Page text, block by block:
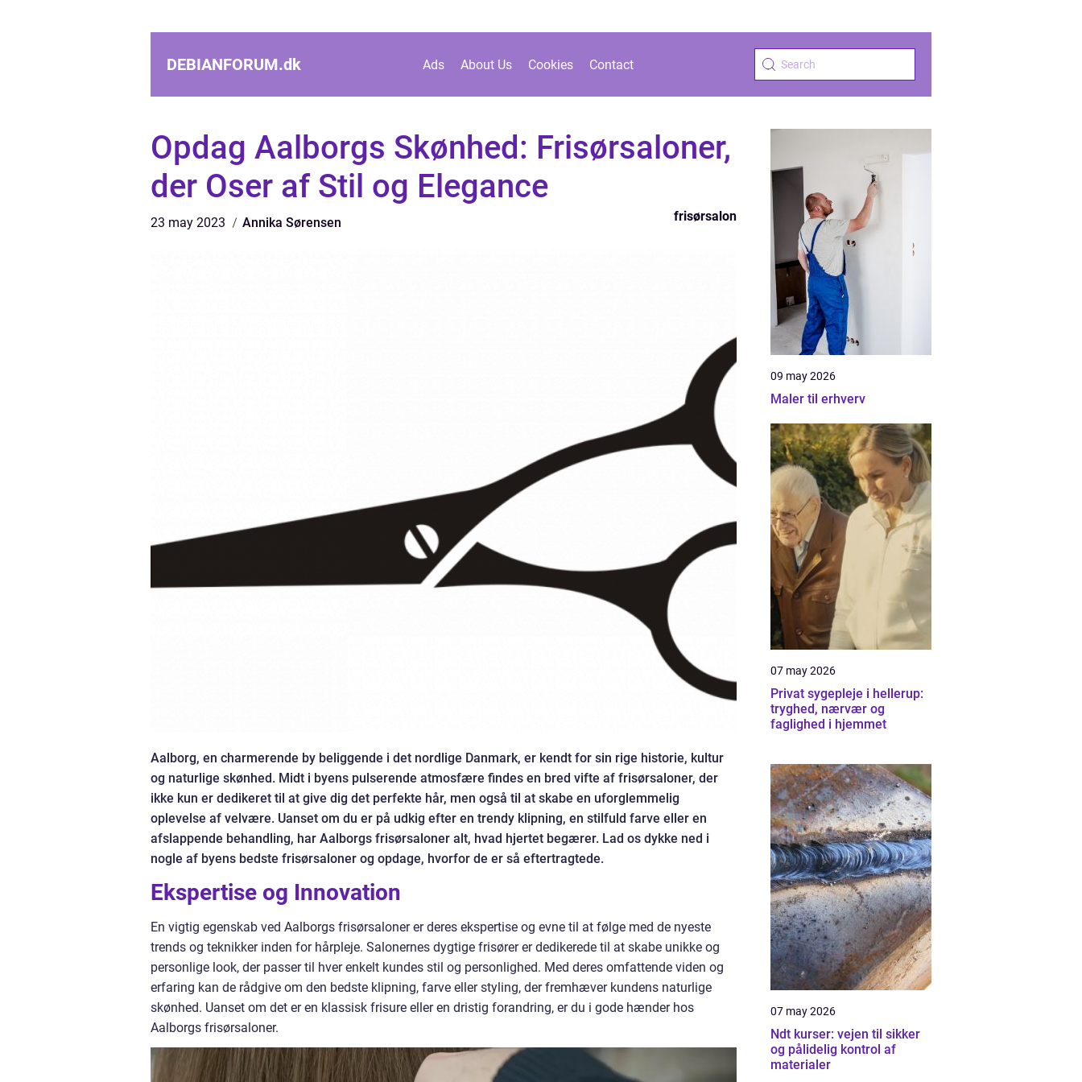
DEBIANFORUM.dk Ads About Us Cookies Contact
Opdag Aalborgs Skønhed: Frisørsaloner,
der Oser af Stil og Elegance
23 may 2023 Annika Sørensen frisørsalon
Aalborg, en charmerende by beliggende i det nordlige Danmark, er kendt for sin rige historie, kultur
og naturlige skønhed. Midt i byens pulserende atmosfære findes en bred vifte af frisørsaloner, der
ikke kun er dedikeret til at give dig det perfekte hår, men også til at skabe en uforglemmelig
oplevelse af velvære. Uanset om du er på udkig efter en trendy klipning, en stilfuld farve eller en
afslappende behandling, har Aalborgs frisørsaloner alt, hvad hjertet begærer. Lad os dykke ned i
nogle af byens bedste frisørsaloner og opdage, hvorfor de er så eftertragtede.
Ekspertise og Innovation
En vigtig egenskab ved Aalborgs frisørsaloner er deres ekspertise og evne til at følge med de nyeste
trends og teknikker inden for hårpleje. Salonernes dygtige frisører er dedikerede til at skabe unikke og
personlige look, der passer til hver enkelt kundes stil og personlighed. Med deres omfattende viden og
erfaring kan de rådgive om den bedste klipning, farve eller styling, der fremhæver kundens naturlige
skønhed. Uanset om det er en klassisk frisure eller en dristig forandring, er du i gode hænder hos
Aalborgs frisørsaloner.
09 may 2026
Maler til erhverv
07 may 2026
Privat sygepleje i hellerup:
tryghed, nærvær og
faglighed i hjemmet
07 may 2026
Ndt kurser: vejen til sikker
og pålidelig kontrol af
materialer